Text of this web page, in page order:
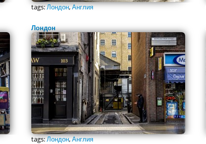
tags:Лондон,Англия
Лондон
tags:Лондон,Англия